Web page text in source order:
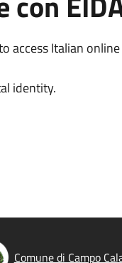
access Italian
identity.
Comune di Campo